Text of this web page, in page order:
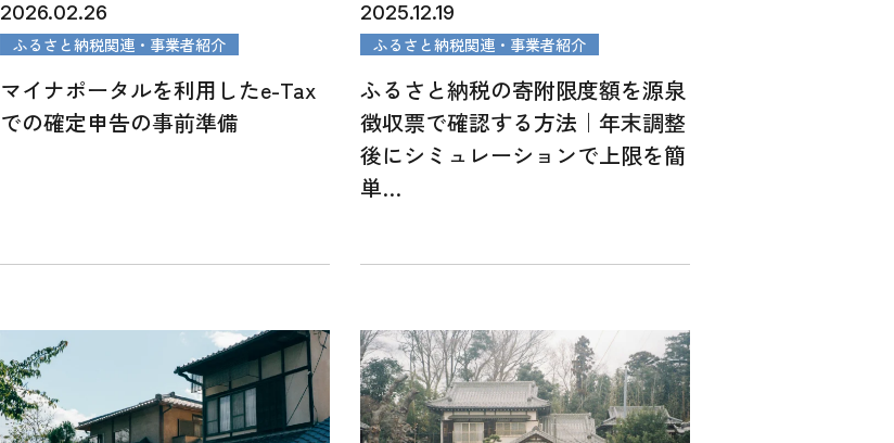
2026.02.26
ふるさと納税関連・事業者紹介
マイナポータルを利用したe-Tax
での確定申告の事前準備
2025.12.19
ふるさと納税関連・事業者紹介
ふるさと納税の寄附限度額を源泉
徴収票で確認する方法｜年末調整
後にシミュレーションで上限を簡
単…